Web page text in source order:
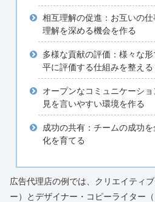
相互理解の促進：お互いの
理解を深める機会を作る
多様な貢献の評価：様々な
平に評価する仕組みを整える
オープンなコミュニケーシ
見を言いやすい環境を作る
成功の共有：チームの成功
化を育てる
広告代理店の例では、クリエイティ
ー）とデザイナー・コピーライター